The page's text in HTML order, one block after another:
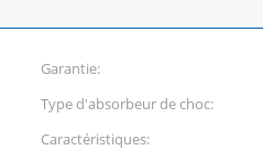
Garantie:
Type d'absorbeur de choc:
Caractéristiques: